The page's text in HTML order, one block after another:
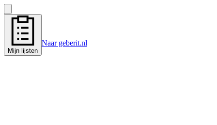
Mijn lijsten
Naar geberit.nl